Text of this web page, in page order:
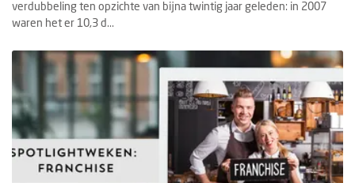
verdubbeling ten opzichte van bijna twintig jaar geleden: in 2007
waren het er 10,3 d...